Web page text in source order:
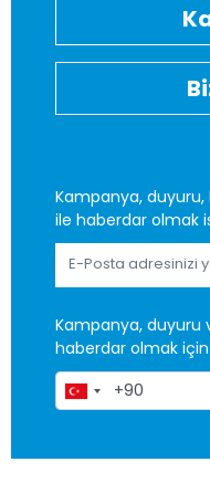
Kampanya,
ile haberdar olmak
Kampanya, duyuru
haberdar olmak için